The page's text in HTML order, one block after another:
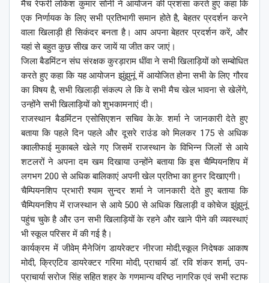
मैच रेफरी लोकेश कुमार सोनी ने आयोजन की प्रशंसा करते हुए कहा कि
एक निर्णायक के लिए सभी प्रतिभागी समान होते है, बेहतर प्रदर्शन करने
वाला खिलाड़ी ही सिकंदर बनता है। आप अपना बेहतर प्रदर्शन करें, और
यहां से बहुत कुछ सीख कर जायें या जीत कर जाएं।
जिला बैडमिंटन संघ संरक्षक कुरड़ाराम धींवा ने सभी खिलाड़ियों को सम्बोधित
करते हुए कहा कि यह आयोजन झुंझुनूं में आयोजित होना सभी के लिए गौरव
का विषय है, सभी खिलाड़ी संकल्प ले कि वे सभी मैच खेल भावना से खेलेंगे,
उन्होंनेे सभी खिलाड़ियों को शुभकामनाएं दी।
राजस्थान बैडमिंटन एसोसिएशन सचिव के.के. शर्मा ने जानकारी देते हुए
बताया कि पहले दिन पहले और दूसरे राउंड को मिलकर 175 से अधिक
क्वालीफाई मुकाबले खेले गए जिसमें राजस्थान के विभिन्न जिलों से आये
शटलरों ने अपना दम खम दिखाया उन्होंने बताया कि इस चैम्पियनशिप में
लगभग 200 से अधिक बालिकाएं अपनी खेल प्रतिभा का हुनर दिखाएगी।
चैम्पियनशिप प्रभारी श्याम सुन्दर शर्मा ने जानकारी देते हुए बताया कि
चैम्पियनशिप में राजस्थान से आये 500 से अधिक खिलाड़ी व कोचेज झुंझुनूं
पहुंच चुके है और उन सभी खिलाड़ियों के रहने और खाने पीने की व्यवस्थाएं
भी स्कूल परिसर में की गई है।
कार्यक्रम में जीवेम् मैनेजिंग डायरेक्टर नीरजा मोदी,स्कूल निदेषक आकाष
मोदी, क्रिएटिव डायरेक्टर गरिमा मोदी, प्राचार्य डॉ. रवि शंकर शर्मा, उप-
प्राचार्या सरोज सिंह सहित शहर के गणमान्य वरिष्ठ नागरिक एवं सभी स्टाफ